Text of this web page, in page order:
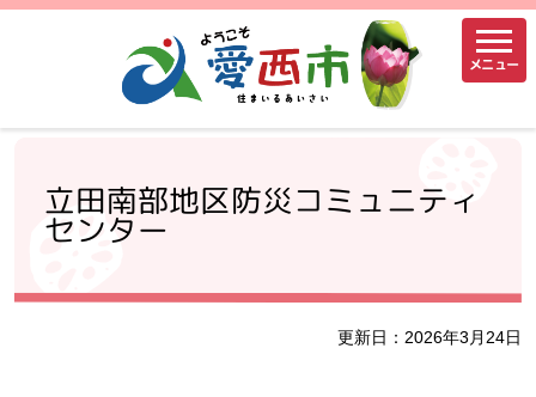
メニュー
立田南部地区防災コミュニティ
センター
更新日：2026年3月24日